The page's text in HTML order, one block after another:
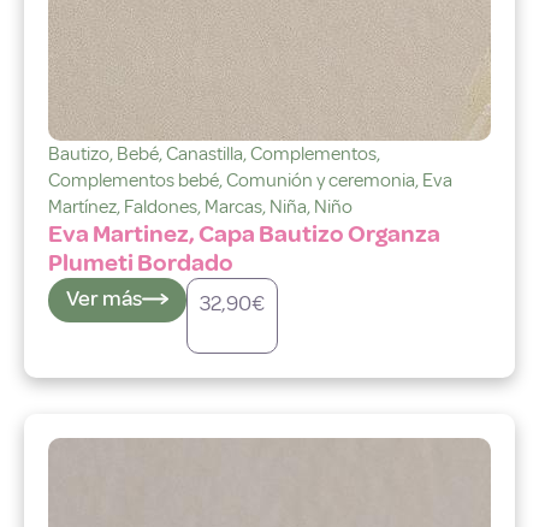
Bautizo, Bebé,Canastilla,Complementos,
Complementos bebé,Comunión y ceremonia, Eva
Martínez, Faldones, Marcas, Niña, Niño
Eva Martinez, Capa Bautizo Organza
Plumeti Bordado
Ver más 32,90€